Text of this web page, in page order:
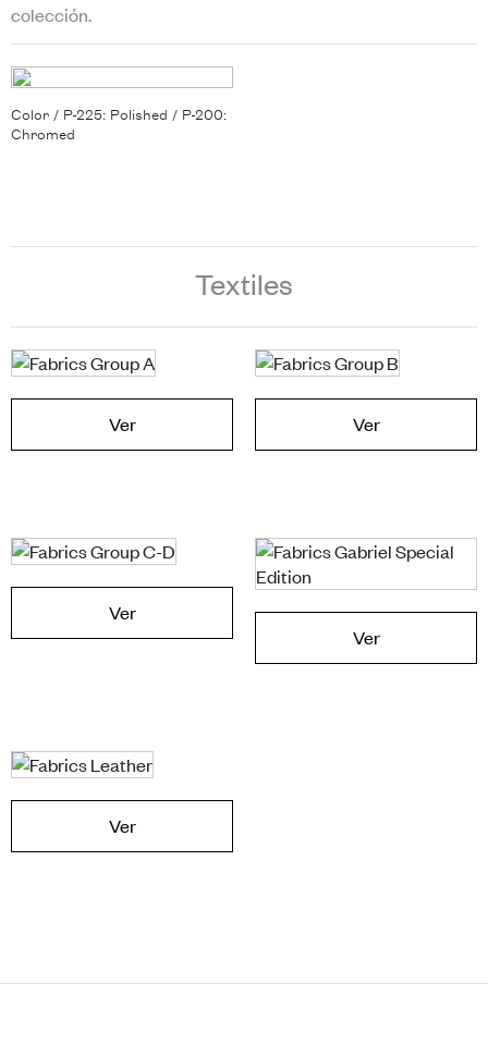
colección.
Color / P-225: Polished / P-200:
Chromed
Textiles
Ver Ver
Ver
Ver
Ver